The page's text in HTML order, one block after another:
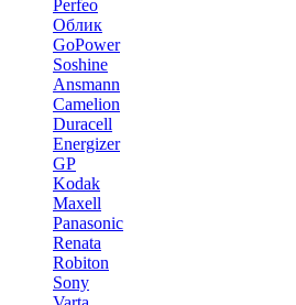
Perfeo
Облик
GoPower
Soshine
Ansmann
Camelion
Duracell
Energizer
GP
Kodak
Maxell
Panasonic
Renata
Robiton
Sony